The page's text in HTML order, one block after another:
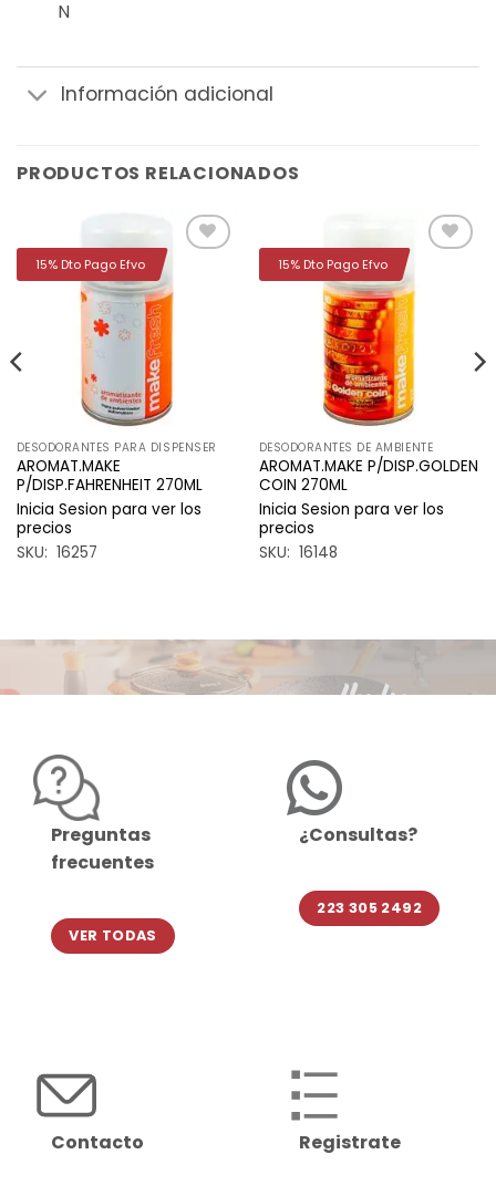
N
Información adicional
PRODUCTOS RELACIONADOS
DESODORANTES PARA DISPENSER
AROMAT.MAKE
P/DISP.FAHRENHEIT 270ML
Inicia Sesion para ver los
precios
SKU: 16257
15% Dto Pago Efvo
DESODORANTES DE AMBIENTE
AROMAT.MAKE P/DISP.GOLDEN
COIN 270ML
Inicia Sesion para ver los
precios
SKU: 16148
15% Dto Pago Efvo
Preguntas
frecuentes
VER TODAS
¿Consultas?
223 305 2492
Contacto Registrate